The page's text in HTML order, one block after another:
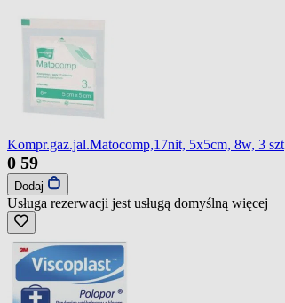
Kompr.gaz.jal.Matocomp,17nit, 5x5cm, 8w, 3 szt
0 59
Dodaj
Usługa rezerwacji jest usługą domyślną więcej